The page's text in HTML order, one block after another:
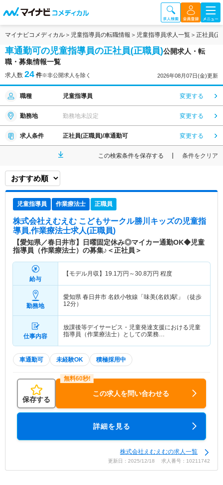
マイナビコメディカル 児童指導員の転職情報 児童指導員求人一覧 正社員(
車通勤可の児童指導員の正社員(正職員)公開求人・転
職・募集情報一覧
求人数 24 件※非公開求人を除く 2026年08月07日(金)更新
職種 児童指導員 変更する
勤務地 勤務地未設定 変更する
求人条件 正社員(正職員)/車通勤可 変更する
この検索条件を保存する 条件をクリア
児童指導員 作業療法士 正職員
株式会社えむえむ こどもサークル勝川キッズの児童指
導員,作業療法士求人(正職員)
【愛知県／春日井市】日曜固定休み◎マイカー通勤OK◆児童
指導員（作業療法士）の募集♪＜正社員＞
給与
【モデル月収】 19.1万円～30.8万円 程度
勤務地
愛知県 春日井市 名鉄小牧線「味美(名鉄)駅」（徒歩
12分）
仕事内容
放課後等デイサービス・児童発達支援における児童
指導員（作業療法士）としての業務…
車通勤可 未経験OK 積極採用中
保存する
この求人を問い合わせる
詳細を見る
株式会社えむえむの求人一覧
更新日：2025/12/18 求人番号：10211742